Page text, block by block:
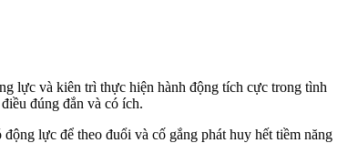
lực và kiên trì thực hiện hành động tích cực trong tình
đúng đắn và có ích.
lực để theo đuổi và cố gắng phát huy hết tiềm năng